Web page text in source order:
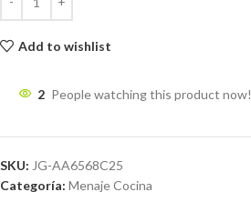
Add to wishlist
2 People watching this product now!
SKU: JG-AA6568C25
Categoría: Menaje Cocina